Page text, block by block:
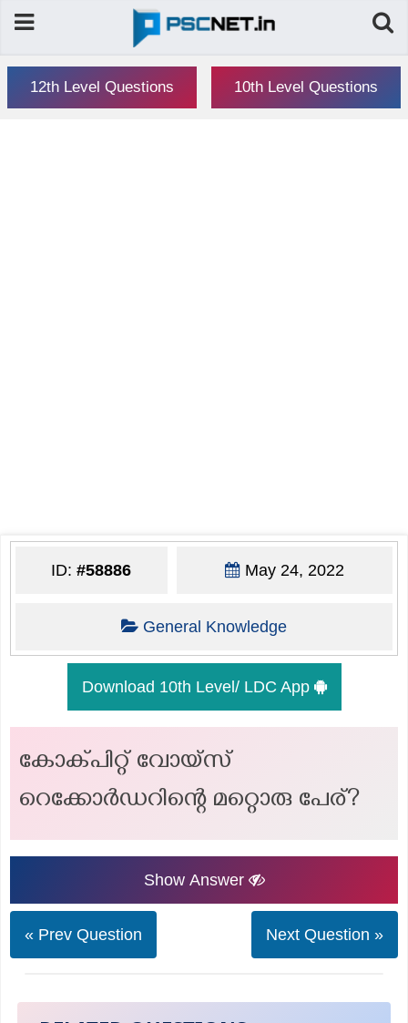
12th Level Questions 10th Level Questions
ID:#58886 May 24, 2022
General Knowledge
Download 10th Level/ LDC App
കോക്പിറ്റ് വോയ്സ്
റെക്കോർഡറിന്റെ മറ്റൊരു പേര്?
Show Answer
« Prev Question Next Question »